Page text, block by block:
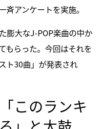
アンケートを実施。
膨大なJ-POP楽曲の中か
もらった。今回はそれを
ト30曲」が発表され
このランキ